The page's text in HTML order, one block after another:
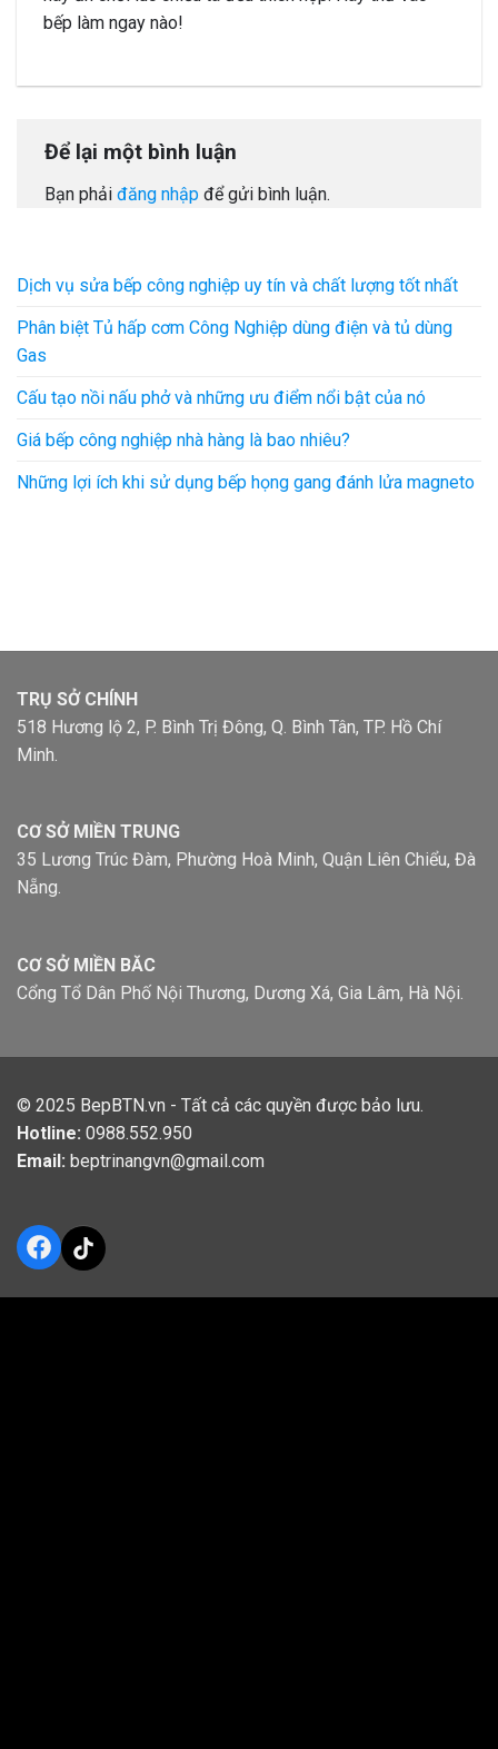
bếp làm ngay nào!
Để lại một bình luận
Bạn phải đăng nhập để gửi bình luận.
Dịch vụ sửa bếp công nghiệp uy tín và chất lượng tốt nhất
Phân biệt Tủ hấp cơm Công Nghiệp dùng điện và tủ dùng
Gas
Cấu tạo nồi nấu phở và những ưu điểm nổi bật của nó
Giá bếp công nghiệp nhà hàng là bao nhiêu?
Những lợi ích khi sử dụng bếp họng gang đánh lửa magneto
TRỤ SỞ CHÍNH
518 Hương lộ 2, P. Bình Trị Đông, Q. Bình Tân, TP. Hồ Chí
Minh.
CƠ SỞ MIỀN TRUNG
35 Lương Trúc Đàm, Phường Hoà Minh, Quận Liên Chiểu, Đà
Nẵng.
CƠ SỞ MIỀN BĂC
Cổng Tổ Dân Phố Nội Thương, Dương Xá, Gia Lâm, Hà Nội.
© 2025 BepBTN.vn - Tất cả các quyền được bảo lưu.
Hotline: 0988.552.950
Email: beptrinangvn@gmail.com
Facebook
TikTok